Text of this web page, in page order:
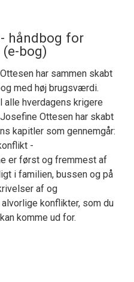
håndbog for
bog)
har sammen skabt
med høj brugsværdi.
alle hverdagens krigere
Ottesen har skabt
kapitler som gennemgår:
-
er først og fremmest af
i familien, bussen og på
af og
konflikter, som du
komme ud for.